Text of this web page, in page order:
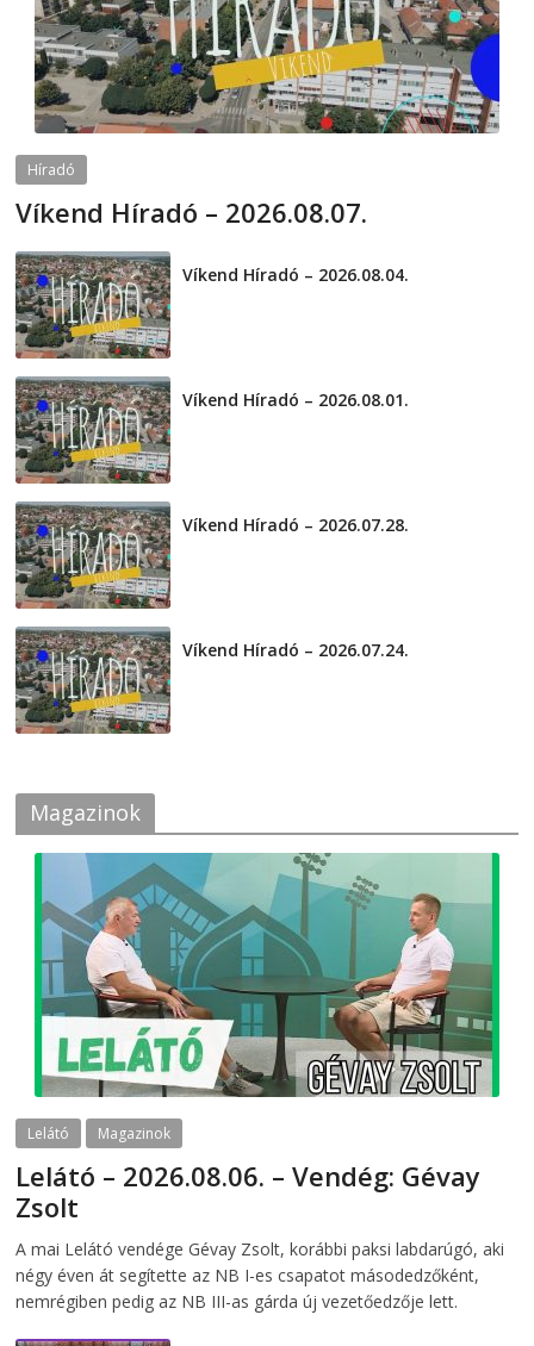
Híradó
Víkend Híradó – 2026.08.07.
Víkend Híradó – 2026.08.04.
Víkend Híradó – 2026.08.01.
Víkend Híradó – 2026.07.28.
Víkend Híradó – 2026.07.24.
Magazinok
Lelátó Magazinok
Lelátó – 2026.08.06. – Vendég: Gévay
Zsolt
A mai Lelátó vendége Gévay Zsolt, korábbi paksi labdarúgó, aki
négy éven át segítette az NB I-es csapatot másodedzőként,
nemrégiben pedig az NB III-as gárda új vezetőedzője lett.